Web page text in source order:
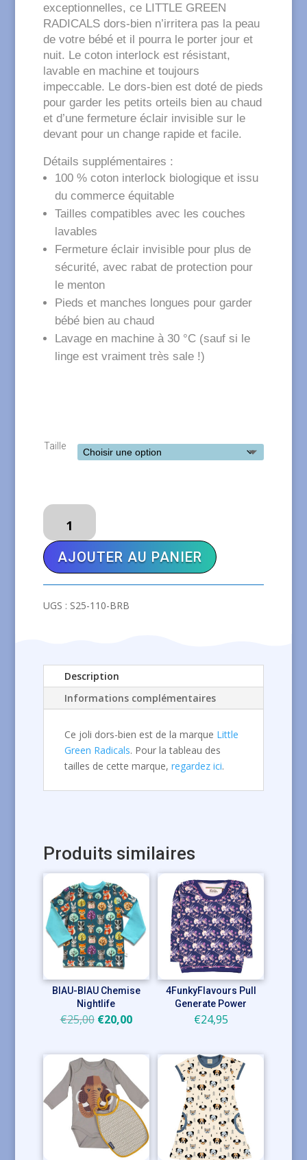
exceptionnelles, ce LITTLE GREEN
RADICALS dors-bien n’irritera pas la peau
de votre bébé et il pourra le porter jour et
nuit. Le coton interlock est résistant,
lavable en machine et toujours
impeccable. Le dors-bien est doté de pieds
pour garder les petits orteils bien au chaud
et d’une fermeture éclair invisible sur le
devant pour un change rapide et facile.
Détails supplémentaires :
100 % coton interlock biologique et issu
du commerce équitable
Tailles compatibles avec les couches
lavables
Fermeture éclair invisible pour plus de
sécurité, avec rabat de protection pour
le menton
Pieds et manches longues pour garder
bébé bien au chaud
Lavage en machine à 30 °C (sauf si le
linge est vraiment très sale !)
Taille
quantité
LITTLE
GREEN
RADICALS
bien
AJOUTER AU PANIER
UGS : S25-110-BRB
Description
Informations complémentaires
Ce joli dors-bien est de la marque Little
Green Radicals. Pour la tableau des
tailles de cette marque, regardez ici.
Produits similaires
BIAU-BIAU Chemise
Nightlife
€25,00 Le
initial
était :
€25,00.
€20,00Le
actuel
€20,00.
4FunkyFlavours Pull
Generate Power
€24,95